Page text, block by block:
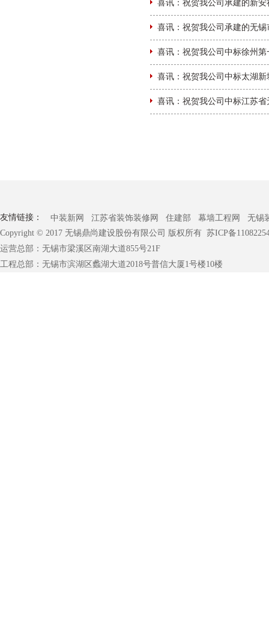
喜讯：祝贺我公司承建的新
喜讯：祝贺我公司承建的无
喜讯：祝贺我公司中标徐州
喜讯：祝贺我公司中标太湖
喜讯：祝贺我公司中标江苏
友情链接： 中装新网 江苏省装饰装修网 住建部 幕墙工程网
无锡
Copyright © 2017 无锡鼎尚建设股份有限公司 版权所有 苏ICP备
运营总部：无锡市梁溪区南湖大道855号21F
工程总部：无锡市滨湖区蠡湖大道2018号普信大厦1号楼10楼